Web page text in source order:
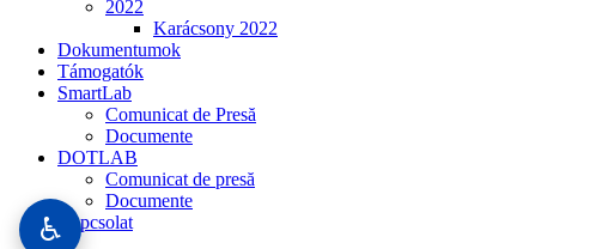
2022
Karácsony 2022
Dokumentumok
Támogatók
SmartLab
Comunicat de Presă
Documente
DOTLAB
Comunicat de presă
Documente
Kapcsolat
♿